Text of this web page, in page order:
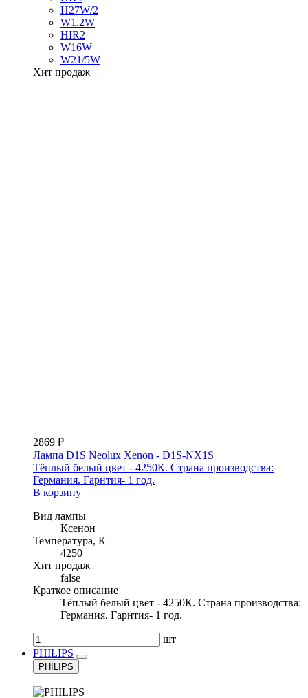
H27W/2
W1.2W
HIR2
W16W
W21/5W
Хит продаж
2869 ₽
Лампа D1S Neolux Xenon - D1S-NX1S
Тёплый белый цвет - 4250К. Страна производства:
Германия. Гарнтия- 1 год.
В корзину
Вид лампы
Ксенон
Температура, К
4250
Хит продаж
false
Краткое описание
Тёплый белый цвет - 4250К. Страна производства:
Германия. Гарнтия- 1 год.
шт
PHILIPS
PHILIPS